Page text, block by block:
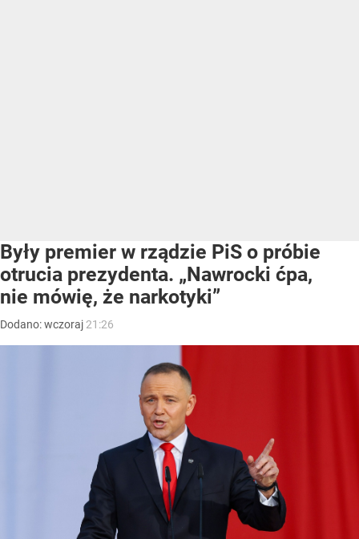
Były premier w rządzie PiS o próbie
otrucia prezydenta. „Nawrocki ćpa,
nie mówię, że narkotyki”
Dodano:wczoraj 21:26